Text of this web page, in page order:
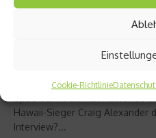
Cookie-Richtlinie
Star Interviews
Armstrong nicht vor
Für einigen Wirbel in der
Armstrong, nach seiner aktiven
Hawaii-Sieger Craig Alexander
Interview?...